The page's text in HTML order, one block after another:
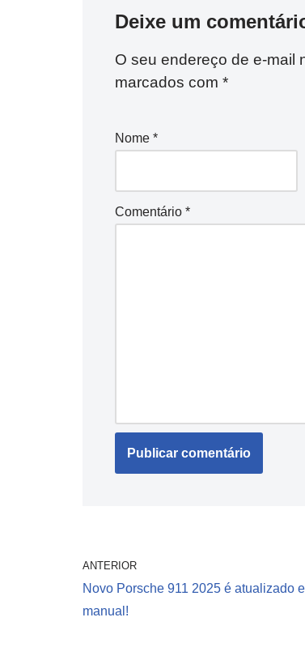
Deixe um
O seu endereço de e-mail
marcados com *
Nome *
Comentário *
ANTERIOR
Novo Porsche 911 2025 é atualizado
manual!